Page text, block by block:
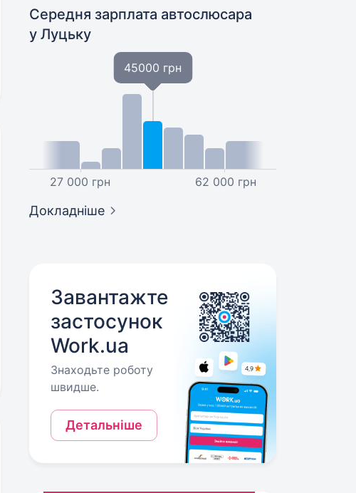
Середня зарплата автослюсара
у Луцьку
27 000 грн
45000 грн
62 000 грн
Докладніше
Завантажте
застосунок
Work.ua
Знаходьте роботу
швидше.
Детальніше